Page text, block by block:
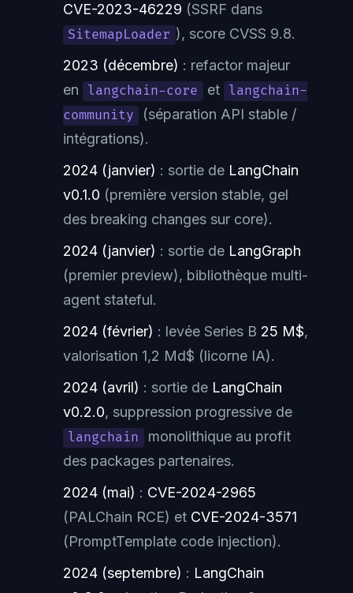
CVE-2023-46229 (SSRF dans
SitemapLoader ), score CVSS 9.8.
2023 (décembre) : refactor majeur
en
langchain-core et langchain-
community
(séparation API stable /
intégrations).
2024 (janvier) : sortie de LangChain
v0.1.0 (première version stable, gel
des breaking changes sur core).
2024 (janvier) : sortie de LangGraph
(premier preview), bibliothèque multi-
agent stateful.
2024 (février) : levée Series B 25 M$,
valorisation 1,2 Md$ (licorne IA).
2024 (avril) : sortie de LangChain
v0.2.0, suppression progressive de
langchain
monolithique au profit
des packages partenaires.
2024 (mai) : CVE-2024-2965
(PALChain RCE) et CVE-2024-3571
(PromptTemplate code injection).
2024 (septembre) : LangChain